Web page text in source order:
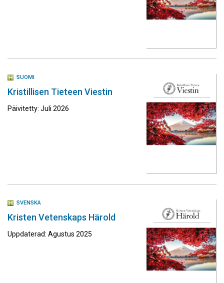
SUOMI
Kristillisen Tieteen Viestin
Päivitetty: Juli 2026
SVENSKA
Kristen Vetenskaps Härold
Uppdaterad: Agustus 2025